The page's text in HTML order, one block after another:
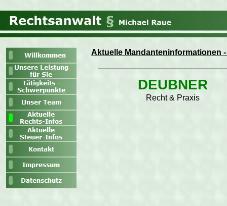
Aktuelle Mandanteninformationen
DEUBNER
Recht & Praxis